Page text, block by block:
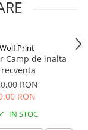
Wolf Print
Camp de inalta
RON
RON
IN STOC